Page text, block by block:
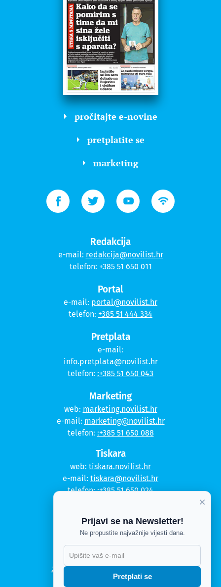
pročitajte e-novine
pretplatite se
marketing
Redakcija
e-mail: redakcija@novilist.hr
telefon: +385 51 650 011
Portal
e-mail: portal@novilist.hr
telefon: +385 51 444 334
Pretplata
e-mail:
info.pretplata@novilist.hr
telefon: :+385 51 650 043
Marketing
web: marketing.novilist.hr
e-mail: marketing@novilist.hr
telefon: :+385 51 650 088
Tiskara
web: tiskara.novilist.hr
e-mail: tiskara@novilist.hr
telefon::+385 51 650 024
Kontakt
Politika privatnosti
Politika kolačića
Zahtjev za pristup informacijama
Impressum
×
Prijavi se na Newsletter!
Ne propustite najvažnije vijesti dana.
Pretplati se